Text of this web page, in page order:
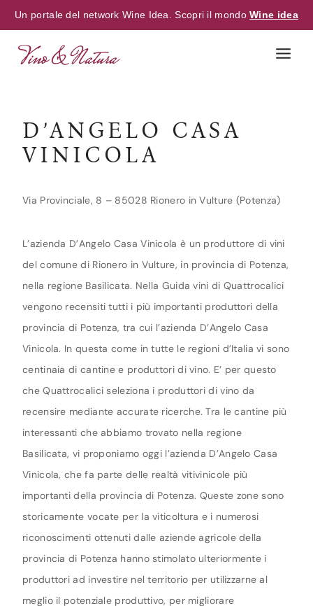
Un portale del network Wine Idea. Scopri il mondoWine idea
D’ANGELO CASA
VINICOLA
Via Provinciale, 8 – 85028 Rionero in Vulture (Potenza)
L’azienda D’Angelo Casa Vinicola è un produttore di vini
del comune di Rionero in Vulture, in provincia di Potenza,
nella regione Basilicata. Nella Guida vini di Quattrocalici
vengono recensiti tutti i più importanti produttori della
provincia di Potenza, tra cui l’azienda D’Angelo Casa
Vinicola. In questa come in tutte le regioni d’Italia vi sono
centinaia di cantine e produttori di vino. E’ per questo
che Quattrocalici seleziona i produttori di vino da
recensire mediante accurate ricerche. Tra le cantine più
interessanti che abbiamo trovato nella regione
Basilicata, vi proponiamo oggi l’azienda D’Angelo Casa
Vinicola, che fa parte delle realtà vitivinicole più
importanti della provincia di Potenza. Queste zone sono
storicamente vocate per la viticoltura e i numerosi
riconoscimenti ottenuti dalle aziende agricole della
provincia di Potenza hanno stimolato ulteriormente i
produttori ad investire nel territorio per utilizzarne al
meglio il potenziale produttivo, per migliorare